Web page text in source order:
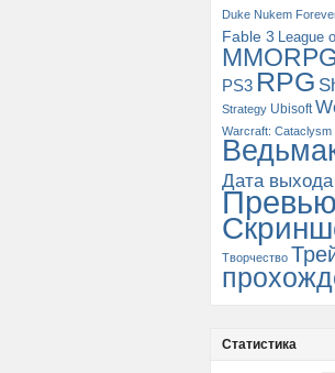
Duke Nukem
Fable 3 League
PS3 RPG
Strategy Ubisoft
Warcraft: Cataclysm
Дата выхода
Превью
Творчество
Статистика